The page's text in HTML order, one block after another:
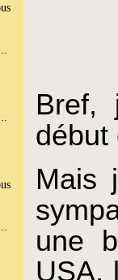
Bref,
début
Mais
une
USA,